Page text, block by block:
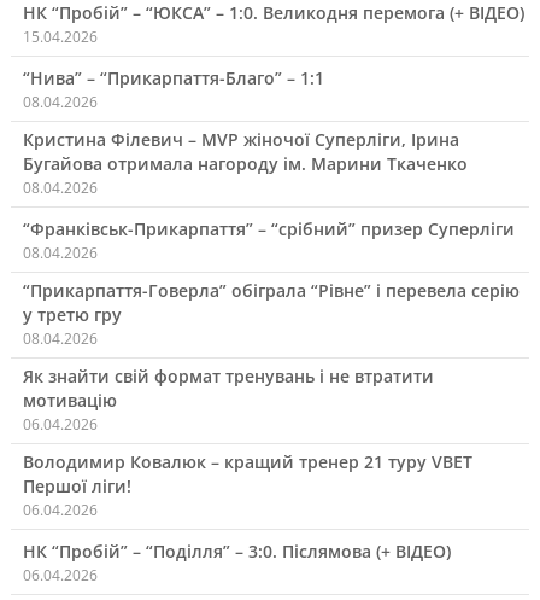
НК “Пробій” – “ЮКСА” – 1:0. Великодня перемога (+ ВІДЕО)
15.04.2026
“Нива” – “Прикарпаття-Благо” – 1:1
08.04.2026
Кристина Філевич – MVP жіночої Суперліги, Ірина
Бугайова отримала нагороду ім. Марини Ткаченко
08.04.2026
“Франківськ-Прикарпаття” – “срібний” призер Суперліги
08.04.2026
“Прикарпаття-Говерла” обіграла “Рівне” і перевела серію
у третю гру
08.04.2026
Як знайти свій формат тренувань і не втратити
мотивацію
06.04.2026
Володимир Ковалюк – кращий тренер 21 туру VBET
Першої ліги!
06.04.2026
НК “Пробій” – “Поділля” – 3:0. Післямова (+ ВІДЕО)
06.04.2026